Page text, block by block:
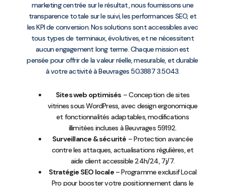
marketing centrée sur le résultat, nous fournissons une
transparence totale sur le suivi, les performances SEO, et
les KPI de conversion. Nos solutions sont accessibles avec
tous types de terminaux, évolutives, et ne nécessitent
aucun engagement long terme. Chaque mission est
pensée pour offrir de la valeur réelle, mesurable, et durable
à votre activité à Beuvrages 50.3887 3.5043.
Sites web optimisés – Conception de sites
vitrines sous WordPress, avec design ergonomique
et fonctionnalités adaptables, modifications
illimitées incluses à Beuvrages 59192.
Surveillance & sécurité – Protection avancée
contre les attaques, actualisations régulières, et
aide client accessible 24h/24, 7j/7.
Stratégie SEO locale– Programme exclusif Local
Pro pour booster votre positionnement dans le